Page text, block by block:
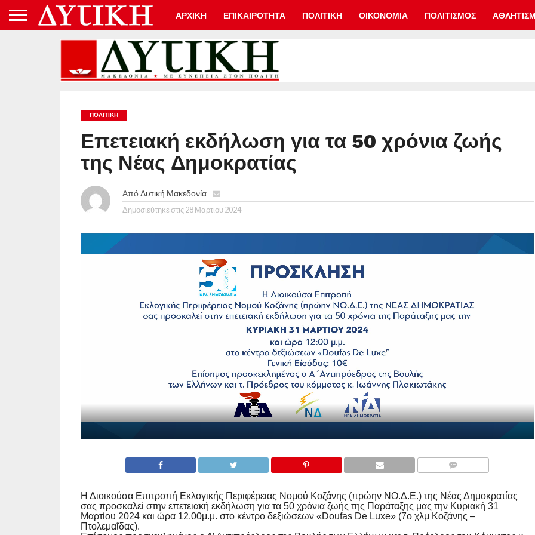
ΑΡΧΙΚΗ ΕΠΙΚΑΙΡΟΤΗΤΑ ΠΟΛΙΤΙΚΗ ΟΙΚΟΝΟΜΙΑ ΠΟΛΙΤΙΣΜΟΣ
ΠΟΛΙΤΙΚΉ
Επετειακή εκδήλωση για τα 50 χρόνια ζωής
της Νέας Δημοκρατίας
ΑπόΔυτική Μακεδονία
Δημοσιεύτηκε στις 28 Μαρτίου 2024
Η Διοικούσα Επιτροπή Εκλογικής Περιφέρειας Νομού Κοζάνης (πρώην ΝΟ.Δ.Ε.) της Νέας Δημοκρατίας
σας προσκαλεί στην επετειακή εκδήλωση για τα 50 χρόνια ζωής της Παράταξης μας την Κυριακή 31
Μαρτίου 2024 και ώρα 12.00μ.μ. στο κέντρο δεξιώσεων «Doufas De Luxe» (7ο χλμ Κοζάνης –
Πτολεμαΐδας).